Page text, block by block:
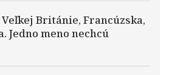
Británie, Francúzska,
Jedno meno nechcú